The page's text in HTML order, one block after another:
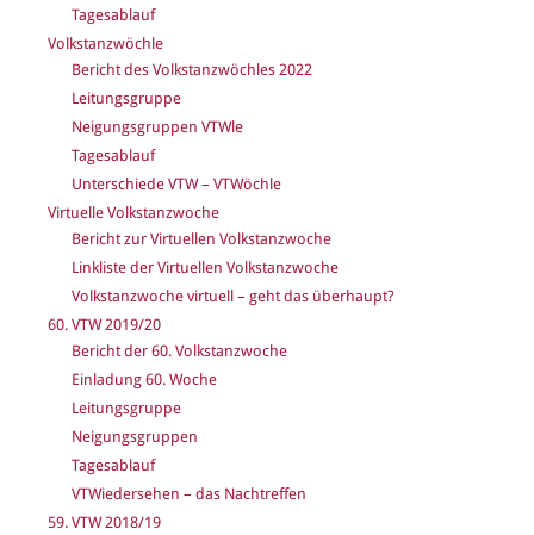
Tagesablauf
Volkstanzwöchle
Bericht des Volkstanzwöchles 2022
Leitungsgruppe
Neigungsgruppen VTWle
Tagesablauf
Unterschiede VTW – VTWöchle
Virtuelle Volkstanzwoche
Bericht zur Virtuellen Volkstanzwoche
Linkliste der Virtuellen Volkstanzwoche
Volkstanzwoche virtuell – geht das überhaupt?
60. VTW 2019/20
Bericht der 60. Volkstanzwoche
Einladung 60. Woche
Leitungsgruppe
Neigungsgruppen
Tagesablauf
VTWiedersehen – das Nachtreffen
59. VTW 2018/19